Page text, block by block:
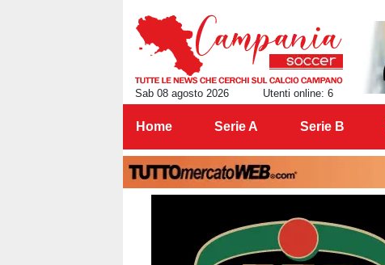
Sab 08 agosto 2026 Utenti online: 6
Home Serie A Serie B